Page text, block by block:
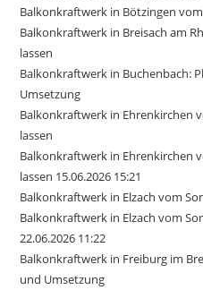
Balkonkraftwerk in Bötzingen
Balkonkraftwerk in Breisach am
lassen
Balkonkraftwerk in Buchenbach:
Umsetzung
Balkonkraftwerk in Ehrenkirchen
lassen
Balkonkraftwerk in Ehrenkirchen
lassen 15.06.2026 15:21
Balkonkraftwerk in Elzach vom
Balkonkraftwerk in Elzach vom
22.06.2026 11:22
Balkonkraftwerk in Freiburg im
und Umsetzung